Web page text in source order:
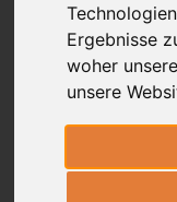
Ergebnisse
woher
unsere